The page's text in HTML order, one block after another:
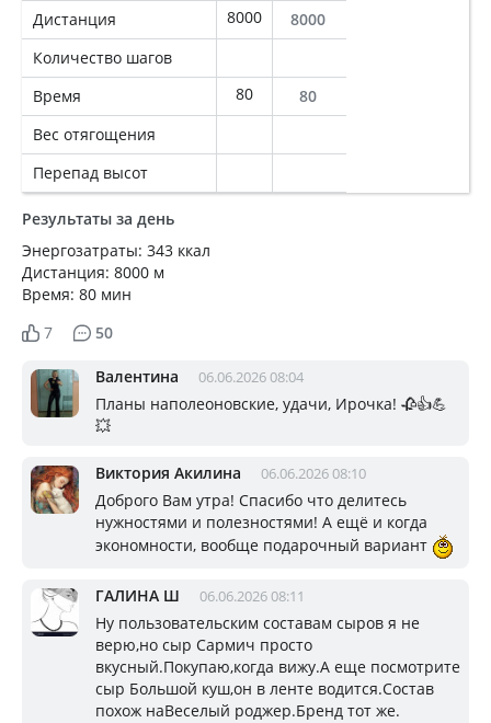
Дистанция 8000
8000
Количество шагов
Время
80
80
Вес отягощения
Перепад высот
Результаты за день
Энергозатраты: 343 ккал
Дистанция: 8000 м
Время: 80 мин
7
50
Валентина 06.06.2026 08:04
Планы наполеоновские, удачи, Ирочка! 🥀👍💪
💥
Виктория Акилина 06.06.2026 08:10
Доброго Вам утра! Спасибо что делитесь
нужностями и полезностями! А ещё и когда
экономности, вообще подарочный вариант
ГАЛИНА Ш 06.06.2026 08:11
Ну пользовательским составам сыров я не
верю,но сыр Сармич просто
вкусный.Покупаю,когда вижу.А еще посмотрите
сыр Большой куш,он в ленте водится.Состав
похож наВеселый роджер.Бренд тот же.